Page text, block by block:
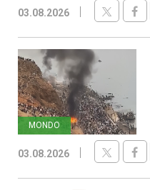
03.08.2026
MONDO
03.08.2026